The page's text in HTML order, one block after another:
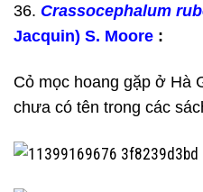
36. Crassocephalum
Jacquin) S. Moore :
Cỏ mọc hoang gặp ở Hà
chưa có tên trong các